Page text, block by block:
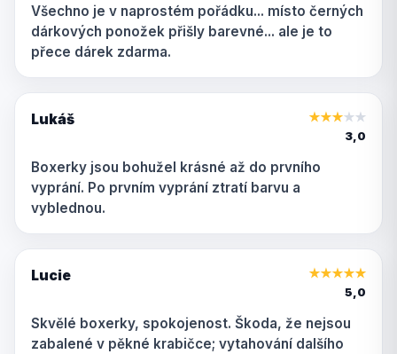
Všechno je v naprostém pořádku... místo černých
dárkových ponožek přišly barevné... ale je to
přece dárek zdarma.
Lukáš ★★★★★
3,0
Boxerky jsou bohužel krásné až do prvního
vyprání. Po prvním vyprání ztratí barvu a
vyblednou.
Lucie ★★★★★
5,0
Skvělé boxerky, spokojenost. Škoda, že nejsou
zabalené v pěkné krabičce; vytahování dalšího